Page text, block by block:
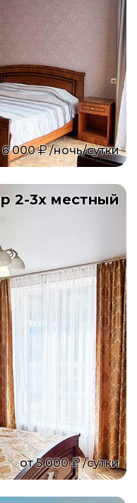
6 000 /ночь/сутки
2-3х местный
от 5 000 /сутки